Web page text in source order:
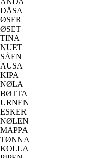
DÅSA
ØSER
ØSET
TINA
NUET
SÅEN
AUSA
KIPA
NØLA
BØTTA
URNEN
ESKER
NØLEN
MAPPA
TØNNA
KOLLA